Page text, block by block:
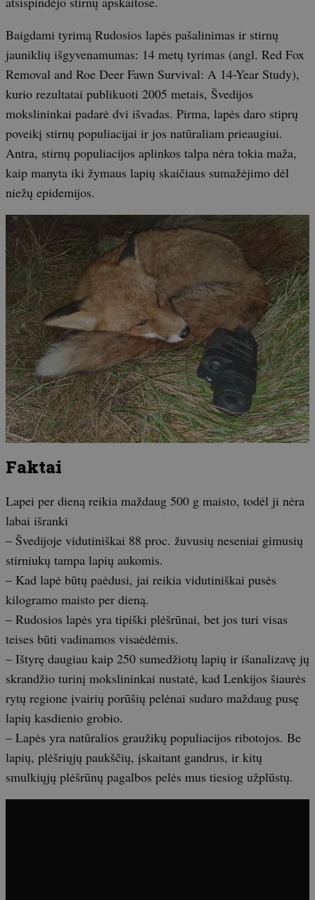
Baigdami tyrimą Rudosios lapės pašalinimas ir stirnų
jauniklių išgyvenamumas: 14 metų tyrimas (angl. Red Fox
Removal and Roe Deer Fawn Survival: A 14-Year Study),
kurio rezultatai publikuoti 2005 metais, Švedijos
mokslininkai padarė dvi išvadas. Pirma, lapės daro stiprų
poveikį stirnų populiacijai ir jos natūraliam prieaugiui.
Antra, stirnų populiacijos aplinkos talpa nėra tokia maža,
kaip manyta iki žymaus lapių skaičiaus sumažėjimo dėl
niežų epidemijos.
Faktai
Lapei per dieną reikia maždaug 500 g maisto, todėl ji nėra
labai išranki
– Švedijoje vidutiniškai 88 proc. žuvusių neseniai gimusių
stirniukų tampa lapių aukomis.
– Kad lapė būtų paėdusi, jai reikia vidutiniškai pusės
kilogramo maisto per dieną.
– Rudosios lapės yra tipiški plėšrūnai, bet jos turi visas
teises būti vadinamos visaėdėmis.
– Ištyrę daugiau kaip 250 sumedžiotų lapių ir išanalizavę jų
skrandžio turinį mokslininkai nustatė, kad Lenkijos šiaurės
rytų regione įvairių porūšių pelėnai sudaro maždaug pusę
lapių kasdienio grobio.
– Lapės yra natūralios graužikų populiacijos ribotojos. Be
lapių, plėšriųjų paukščių, įskaitant gandrus, ir kitų
smulkiųjų plėšrūnų pagalbos pelės mus tiesiog užplūstų.